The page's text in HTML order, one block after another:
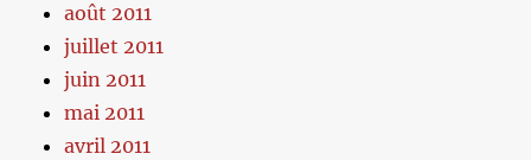
août 2011
juillet 2011
juin 2011
mai 2011
avril 2011